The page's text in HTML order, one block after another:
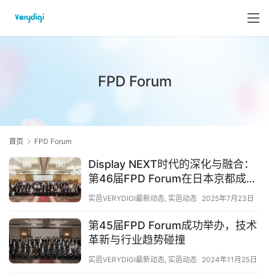
FPD Forum
首页 FPD Forum
Display NEXT时代的深化与融合：
第46届FPD Forum在日本京都成功
举办
实邑VERYDIGI最新动态, 实邑动态 2025年7月23日
第45届FPD Forum成功举办，技术
革新与行业趋势碰撞
实邑VERYDIGI最新动态, 实邑动态 2024年11月25日